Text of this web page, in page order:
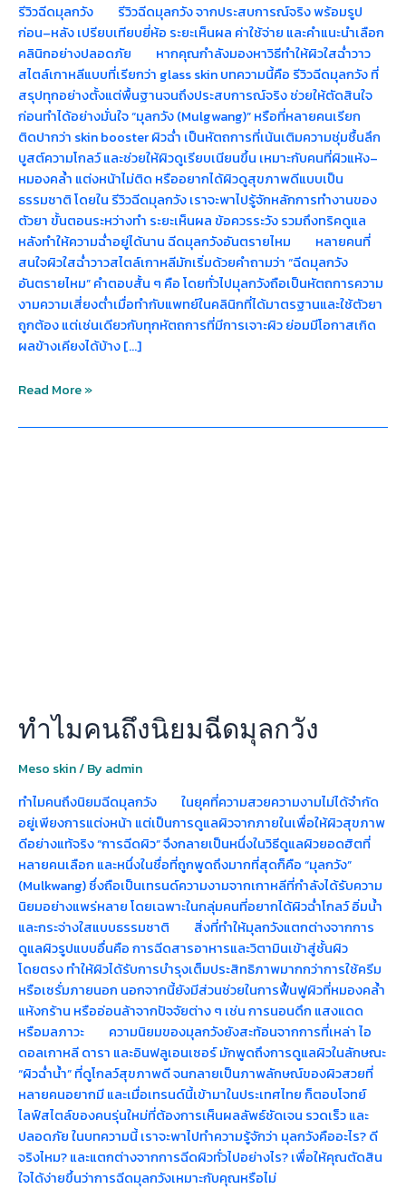
รีวิวฉีดมุลกวัง รีวิวฉีดมุลกวัง จากประสบการณ์จริง พร้อมรูป
ก่อน–หลัง เปรียบเทียบยี่ห้อ ระยะเห็นผล ค่าใช้จ่าย และคำแนะนำเลือก
คลินิกอย่างปลอดภัย หากคุณกำลังมองหาวิธีทำให้ผิวใสฉ่ำวาว
สไตล์เกาหลีแบบที่เรียกว่า glass skin บทความนี้คือ รีวิวฉีดมุลกวัง ที่
สรุปทุกอย่างตั้งแต่พื้นฐานจนถึงประสบการณ์จริง ช่วยให้ตัดสินใจ
ก่อนทำได้อย่างมั่นใจ “มุลกวัง (Mulgwang)” หรือที่หลายคนเรียก
ติดปากว่า skin booster ผิวฉ่ำ เป็นหัตถการที่เน้นเติมความชุ่มชื้นลึก
บูสต์ความโกลว์ และช่วยให้ผิวดูเรียบเนียนขึ้น เหมาะกับคนที่ผิวแห้ง–
หมองคล้ำ แต่งหน้าไม่ติด หรืออยากได้ผิวดูสุขภาพดีแบบเป็น
ธรรมชาติ โดยใน รีวิวฉีดมุลกวัง เราจะพาไปรู้จักหลักการทำงานของ
ตัวยา ขั้นตอนระหว่างทำ ระยะเห็นผล ข้อควรระวัง รวมถึงทริคดูแล
หลังทำให้ความฉ่ำอยู่ได้นาน ฉีดมุลกวังอันตรายไหม หลายคนที่
สนใจผิวใสฉ่ำวาวสไตล์เกาหลีมักเริ่มด้วยคำถามว่า “ฉีดมุลกวัง
อันตรายไหม” คำตอบสั้น ๆ คือ โดยทั่วไปมุลกวังถือเป็นหัตถการความ
งามความเสี่ยงต่ำเมื่อทำกับแพทย์ในคลินิกที่ได้มาตรฐานและใช้ตัวยา
ถูกต้อง แต่เช่นเดียวกับทุกหัตถการที่มีการเจาะผิว ย่อมมีโอกาสเกิด
ผลข้างเคียงได้บ้าง […]
Read More »
ทำไมคนถึงนิยมฉีดมุลกวัง
Meso skin/ By admin
ทำไมคนถึงนิยมฉีดมุลกวัง ในยุคที่ความสวยความงามไม่ได้จำกัด
อยู่เพียงการแต่งหน้า แต่เป็นการดูแลผิวจากภายในเพื่อให้ผิวสุขภาพ
ดีอย่างแท้จริง “การฉีดผิว” จึงกลายเป็นหนึ่งในวิธีดูแลผิวยอดฮิตที่
หลายคนเลือก และหนึ่งในชื่อที่ถูกพูดถึงมากที่สุดก็คือ “มุลกวัง”
(Mulkwang) ซึ่งถือเป็นเทรนด์ความงามจากเกาหลีที่กำลังได้รับความ
นิยมอย่างแพร่หลาย โดยเฉพาะในกลุ่มคนที่อยากได้ผิวฉ่ำโกลว์ อิ่มน้ำ
และกระจ่างใสแบบธรรมชาติ สิ่งที่ทำให้มุลกวังแตกต่างจากการ
ดูแลผิวรูปแบบอื่นคือ การฉีดสารอาหารและวิตามินเข้าสู่ชั้นผิว
โดยตรง ทำให้ผิวได้รับการบำรุงเต็มประสิทธิภาพมากกว่าการใช้ครีม
หรือเซรั่มภายนอก นอกจากนี้ยังมีส่วนช่วยในการฟื้นฟูผิวที่หมองคล้ำ
แห้งกร้าน หรืออ่อนล้าจากปัจจัยต่าง ๆ เช่น การนอนดึก แสงแดด
หรือมลภาวะ ความนิยมของมุลกวังยังสะท้อนจากการที่เหล่า ไอ
ดอลเกาหลี ดารา และอินฟลูเอนเซอร์ มักพูดถึงการดูแลผิวในลักษณะ
“ผิวฉ่ำน้ำ” ที่ดูโกลว์สุขภาพดี จนกลายเป็นภาพลักษณ์ของผิวสวยที่
หลายคนอยากมี และเมื่อเทรนด์นี้เข้ามาในประเทศไทย ก็ตอบโจทย์
ไลฟ์สไตล์ของคนรุ่นใหม่ที่ต้องการเห็นผลลัพธ์ชัดเจน รวดเร็ว และ
ปลอดภัย ในบทความนี้ เราจะพาไปทำความรู้จักว่า มุลกวังคืออะไร? ดี
จริงไหม? และแตกต่างจากการฉีดผิวทั่วไปอย่างไร? เพื่อให้คุณตัดสิน
ใจได้ง่ายขึ้นว่าการฉีดมุลกวังเหมาะกับคุณหรือไม่